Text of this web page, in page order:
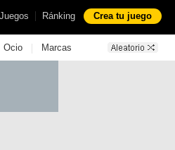
Juegos | Ránking Crea tu juego
Ocio | Marcas